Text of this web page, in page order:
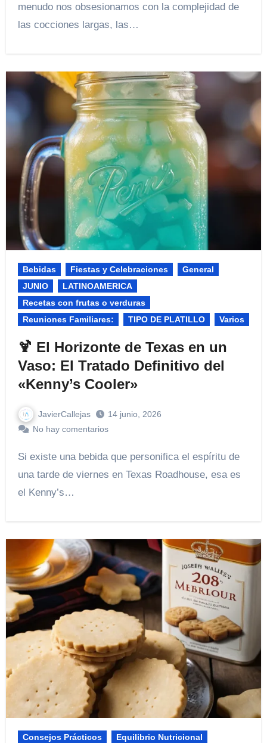
menudo nos obsesionamos con la complejidad de
las cocciones largas, las…
Bebidas Fiestas y Celebraciones​
General
JUNIO
LATINOAMERICA
Recetas con frutas o verduras
Reuniones Familiares:​
TIPO DE PLATILLO Varios
🍹 El Horizonte de Texas en un
Vaso: El Tratado Definitivo del
«Kenny’s Cooler»
JavierCallejas
14 junio, 2026
No hay comentarios
Si existe una bebida que personifica el espíritu de
una tarde de viernes en Texas Roadhouse, esa es
el Kenny’s…
Consejos Prácticos
Equilibrio Nutricional​